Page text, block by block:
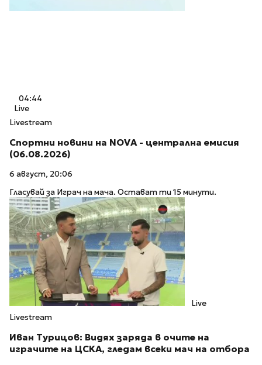
04:44
Live
Livestream
Спортни новини на NOVA - централна емисия
(06.08.2026)
6 август, 20:06
Гласувай за Играч на мача. Остават ти 15 минути.
Live
Livestream
Иван Турицов: Видях заряда в очите на
играчите на ЦСКА, гледам всеки мач на отбора